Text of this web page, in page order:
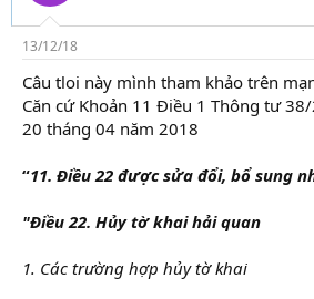
13/12/18
Câu tloi này mình tham khảo trên
Căn cứ Khoản 11 Điều 1 Thông tư
20 tháng 04 năm 2018
“11. Điều 22 được sửa đổi, bổ sung
"Điều 22. Hủy tờ khai hải quan
1. Các trường hợp hủy tờ khai